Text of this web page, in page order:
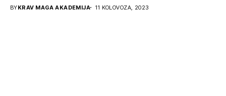
BYKRAV MAGA AKADEMIJA 11 KOLOVOZA, 2023